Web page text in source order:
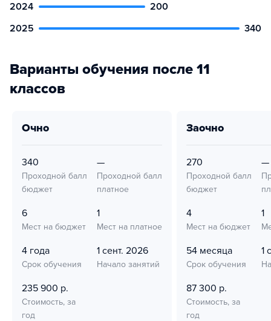
2024
200
2025
340
Варианты обучения после 11
классов
очно
340
Проходной балл
бюджет
—
Проходной балл
платное
6
Мест на бюджет
1
Мест на платное
4 года
Срок обучения
1 сент. 2026
Начало занятий
235 900 р.
Стоимость, за
год
заочно
270
Проходной балл
бюджет
—
4
Мест на бюджет
1
54 месяца
Срок обучения
1
87 300 р.
Стоимость, за
год